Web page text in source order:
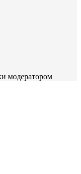
модератором